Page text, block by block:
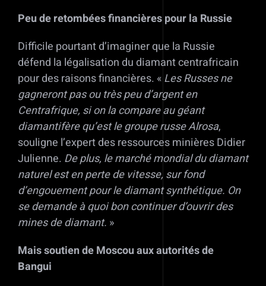
Peu de retombées financières pour la Russie
Difficile pourtant d’imaginer que la Russie
défend la légalisation du diamant centrafricain
pour des raisons financières. «Les Russes ne
gagneront pas ou très peu d’argent en
Centrafrique, si on la compare au géant
diamantifère qu’est le groupe russe Alrosa,
souligne l’expert des ressources minières Didier
Julienne. De plus, le marché mondial du diamant
naturel est en perte de vitesse, sur fond
d’engouement pour le diamant synthétique. On
se demande à quoi bon continuer d’ouvrir des
mines de diamant. »
Mais soutiende Moscou aux autorités de
Bangui